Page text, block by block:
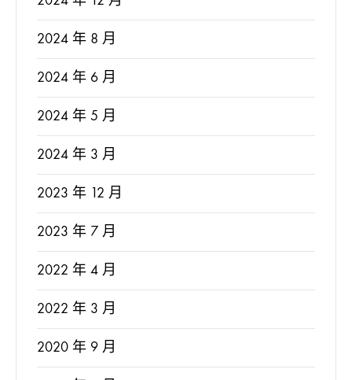
2024 年 8 月
2024 年 6 月
2024 年 5 月
2024 年 3 月
2023 年 12 月
2023 年 7 月
2022 年 4 月
2022 年 3 月
2020 年 9 月